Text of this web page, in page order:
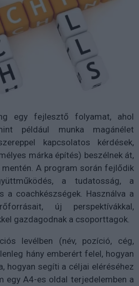
egy fejlesztő folyamat, ahol
például munka magánélet
kapcsolatos kérdések,
márka építés) beszélnek át,
A program során fejlődik
a tudatosság, a
a coachkészségek. Használva a
új perspektívákkal,
gazdagodnak a csoporttagok.
levélben (név, pozíció, cég,
hány emberért felel, hogyan
hogyan segíti a céljai eléréséhez
egy A4-es oldal terjedelemben a